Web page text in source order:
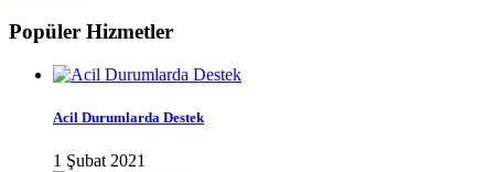
Popüler Hizmetler
Acil Durumlarda Destek
1 Şubat 2021